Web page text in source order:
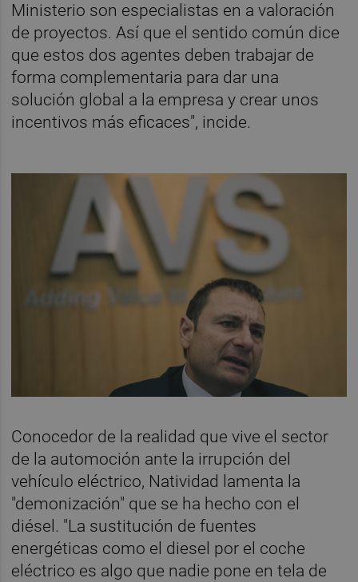
Ministerio son especialistas en a valoración
de proyectos. Así que el sentido común dice
que estos dos agentes deben trabajar de
forma complementaria para dar una
solución global a la empresa y crear unos
incentivos más eficaces", incide.
Conocedor de la realidad que vive el sector
de la automoción ante la irrupción del
vehículo eléctrico, Natividad lamenta la
"demonización" que se ha hecho con el
diésel. "La sustitución de fuentes
energéticas como el diesel por el coche
eléctrico es algo que nadie pone en tela de